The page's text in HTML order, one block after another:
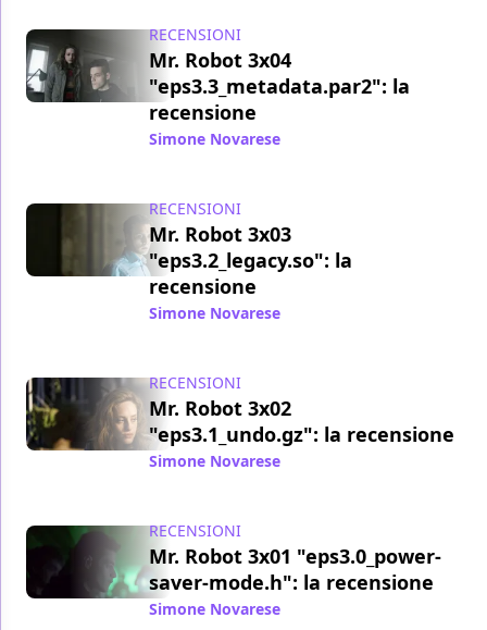
RECENSIONI
Mr. Robot 3x04
"eps3.3_metadata.par2": la
recensione
Simone Novarese
RECENSIONI
Mr. Robot 3x03
"eps3.2_legacy.so": la
recensione
Simone Novarese
RECENSIONI
Mr. Robot 3x02
"eps3.1_undo.gz": la recensione
Simone Novarese
RECENSIONI
Mr. Robot 3x01 "eps3.0_power-
saver-mode.h": la recensione
Simone Novarese